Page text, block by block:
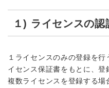
１) ライセンスの認
１ライセンスのみの登録を
イセンス保証書をもとに、登
複数ライセンスを登録する場